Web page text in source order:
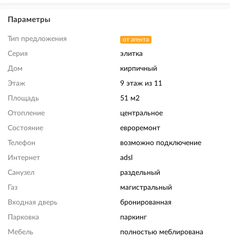
Параметры
Тип предложения от агента
Серия элитка
Дом кирпичный
Этаж 9 этаж из 11
Площадь 51 м2
Отопление центральное
Состояние евроремонт
Телефон возможно подключение
Интернет adsl
Санузел раздельный
Газ магистральный
Входная дверь бронированная
Парковка паркинг
Мебель полностью меблирована